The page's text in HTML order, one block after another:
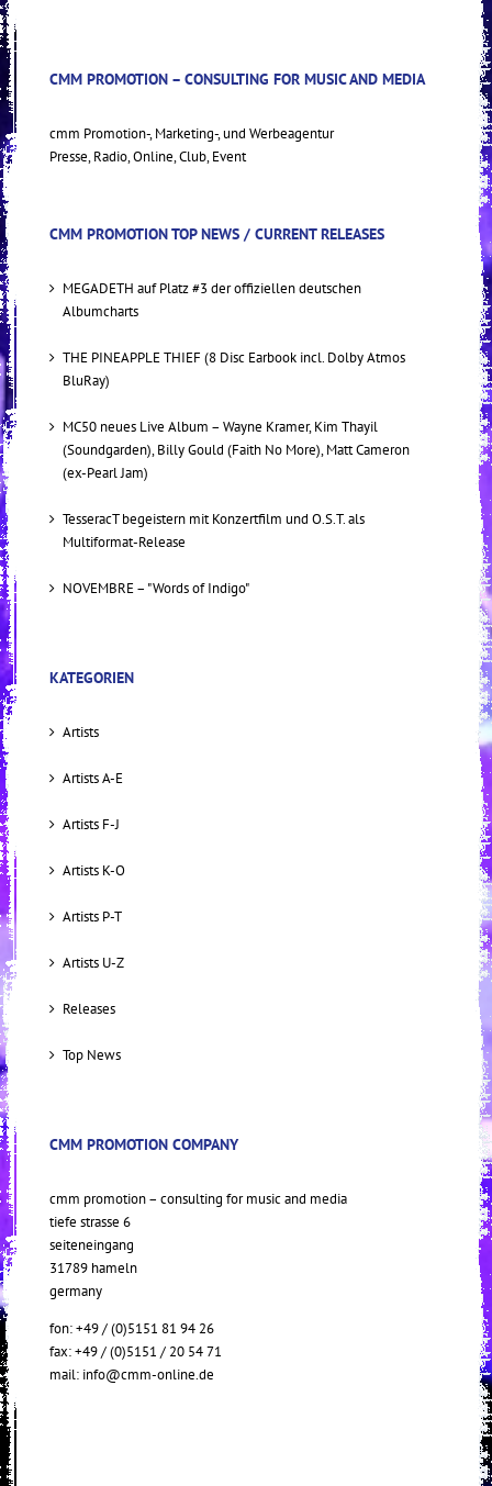
CMM PROMOTION – CONSULTING FOR MUSIC AND MEDIA
cmm Promotion-, Marketing-, und Werbeagentur
Presse, Radio, Online, Club, Event
CMM PROMOTION TOP NEWS / CURRENT RELEASES
MEGADETH auf Platz #3 der offiziellen deutschen
Albumcharts
THE PINEAPPLE THIEF (8 Disc Earbook incl. Dolby Atmos
BluRay)
MC50 neues Live Album – Wayne Kramer, Kim Thayil
(Soundgarden), Billy Gould (Faith No More), Matt Cameron
(ex-Pearl Jam)
TesseracT begeistern mit Konzertfilm und O.S.T. als
Multiformat-Release
NOVEMBRE – "Words of Indigo"
KATEGORIEN
Artists
Artists A-E
Artists F-J
Artists K-O
Artists P-T
Artists U-Z
Releases
Top News
CMM PROMOTION COMPANY
cmm promotion – consulting for music and media
tiefe strasse 6
seiteneingang
31789 hameln
germany
fon: +49 / (0)5151 81 94 26
fax: +49 / (0)5151 / 20 54 71
mail: info@cmm-online.de